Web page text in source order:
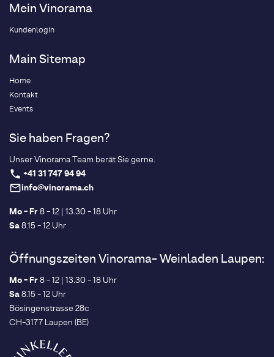
Mein Vinorama
Kundenlogin
Main Sitemap
Home
Kontakt
Events
Sie haben Fragen?
Unser Vinorama Team berät Sie gerne.
phone +41 31 747 94 94
mail_outlineinfo@vinorama.ch
Mo - Fr8 - 12 | 13.30 - 18 Uhr
Sa8.15 - 12 Uhr
Öffnungszeiten Vinorama- Weinladen Laupen:
Mo - Fr8 - 12 | 13.30 - 18 Uhr
Sa8.15 - 12 Uhr
Bösingenstrasse 28c
CH-3177 Laupen (BE)